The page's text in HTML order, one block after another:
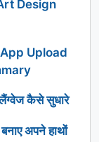
Design
Upload
कैसे सुधारे
अपने हाथों